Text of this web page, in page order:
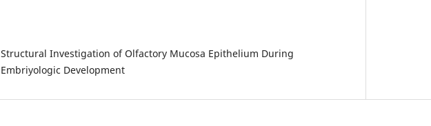
Structural Investigation of Olfactory Mucosa Epithelium During
Embriyologic Development